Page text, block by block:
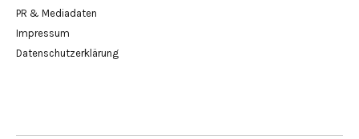
PR & Mediadaten
Impressum
Datenschutzerklärung